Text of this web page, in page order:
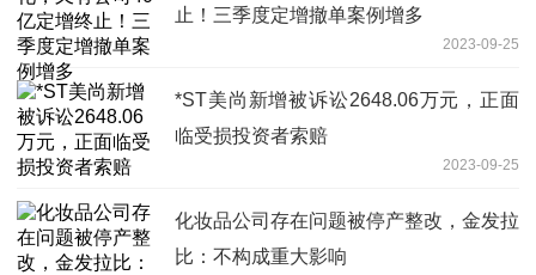
止！三季度定增撤单案例增多
2023-09-25
*ST美尚新增被诉讼2648.06万元，正面
临受损投资者索赔
2023-09-25
化妆品公司存在问题被停产整改，金发拉
比：不构成重大影响